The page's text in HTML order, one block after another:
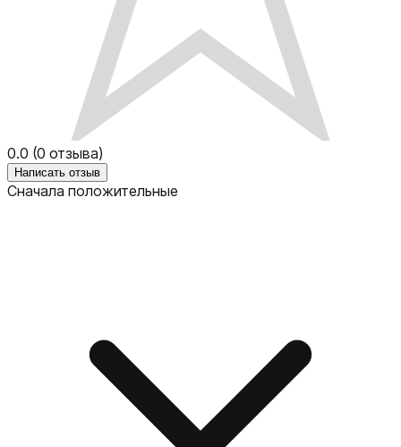
0.0 (0 отзыва)
Написать отзыв
Сначала положительные